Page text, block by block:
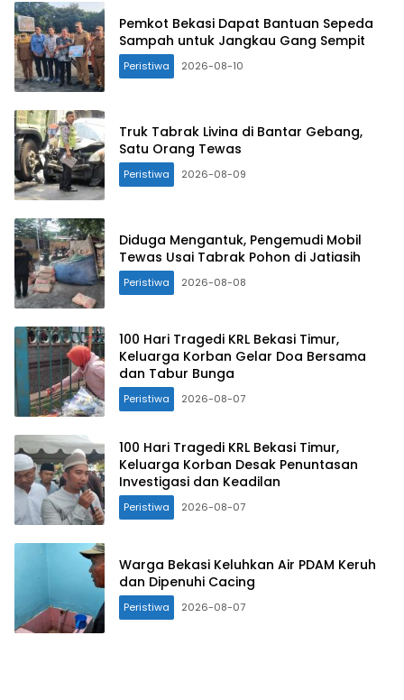
Pemkot Bekasi Dapat Bantuan Sepeda
Sampah untuk Jangkau Gang Sempit
Peristiwa 2026-08-10
Truk Tabrak Livina di Bantar Gebang,
Satu Orang Tewas
Peristiwa 2026-08-09
Diduga Mengantuk, Pengemudi Mobil
Tewas Usai Tabrak Pohon di Jatiasih
Peristiwa 2026-08-08
100 Hari Tragedi KRL Bekasi Timur,
Keluarga Korban Gelar Doa Bersama
dan Tabur Bunga
Peristiwa 2026-08-07
100 Hari Tragedi KRL Bekasi Timur,
Keluarga Korban Desak Penuntasan
Investigasi dan Keadilan
Peristiwa 2026-08-07
Warga Bekasi Keluhkan Air PDAM Keruh
dan Dipenuhi Cacing
Peristiwa 2026-08-07